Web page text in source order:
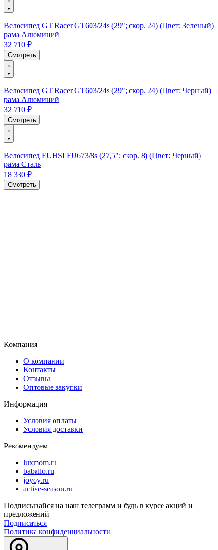
Велосипед GT Racer GT603/24s (29"; скор. 24) (Цвет: Зеленый)
рама Алюминий
32 710 ₽
Смотреть
Велосипед GT Racer GT603/24s (29"; скор. 24) (Цвет: Черный)
рама Алюминий
32 710 ₽
Смотреть
Велосипед FUHSI FU673/8s (27,5"; скор. 8) (Цвет: Черный)
рама Сталь
18 330 ₽
Смотреть
Компания
О компании
Контакты
Отзывы
Оптовые закупки
Информация
Условия оплаты
Условия доставки
Рекомендуем
luxmom.ru
baballo.ru
joyoy.ru
active-season.ru
Подписывайся на наш телеграмм и будь в курсе акций и
предложений
Подписаться
Политика конфиденциальности